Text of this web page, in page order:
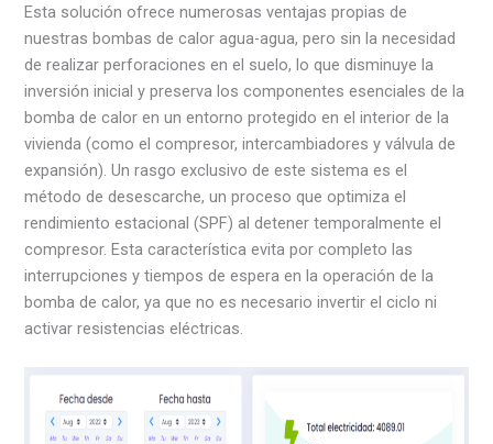
Esta solución ofrece numerosas ventajas propias de
nuestras bombas de calor agua-agua, pero sin la necesidad
de realizar perforaciones en el suelo, lo que disminuye la
inversión inicial y preserva los componentes esenciales de la
bomba de calor en un entorno protegido en el interior de la
vivienda (como el compresor, intercambiadores y válvula de
expansión). Un rasgo exclusivo de este sistema es el
método de desescarche, un proceso que optimiza el
rendimiento estacional (SPF) al detener temporalmente el
compresor. Esta característica evita por completo las
interrupciones y tiempos de espera en la operación de la
bomba de calor, ya que no es necesario invertir el ciclo ni
activar resistencias eléctricas.